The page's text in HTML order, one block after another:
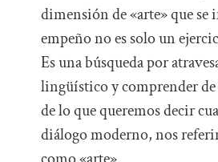
dimensión de «arte» que se
empeño no es solo un
Es una búsqueda por
lingüístico y comprender de
de lo que queremos decir
diálogo moderno, nos